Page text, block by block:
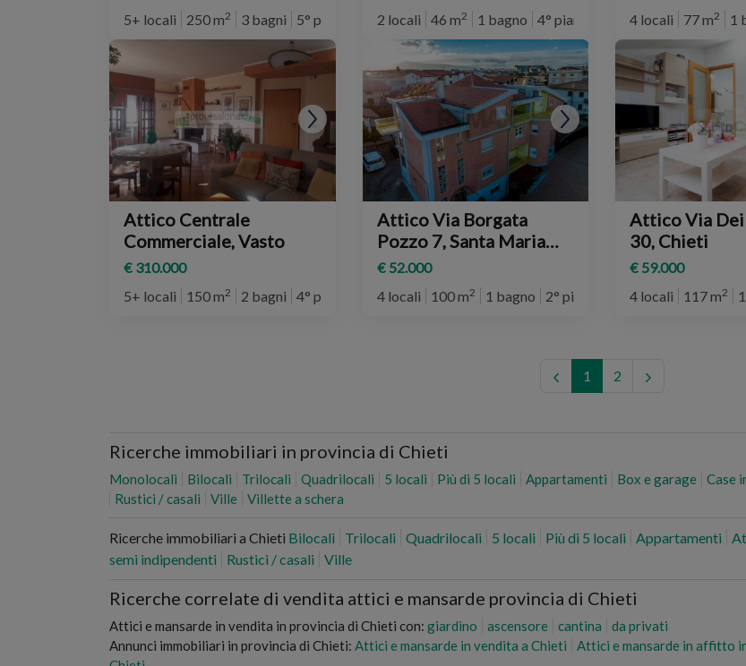
5+ locali
250 m2 3 bagni 5° piano
2 locali
46 m2 1 bagno 4° piano
4 locali
77 m2 1
Attico Centrale
Commerciale, Vasto
€ 310.000
5+ locali
150 m2 2 bagni 4° piano
Attico Via Borgata
Pozzo 7, Santa Maria
Imbaro
€ 52.000
4 locali
100 m2 1 bagno 2° piano
Attico Via
30, Chieti
€ 59.000
4 locali
117 m2
1 2
Ricerche immobiliari in provincia di Chieti
Monolocali Bilocali Trilocali Quadrilocali 5 locali Più di 5 locali Appartamenti Box e garage Case
Rustici / casali
Ville Villette a schera
Ricerche immobiliari a Chieti Bilocali Trilocali Quadrilocali 5 locali Più di 5 locali Appartamenti
semi indipendenti
Rustici / casali Ville
Ricerche correlate di vendita attici e mansarde provincia di Chieti
Attici e mansarde in vendita in provincia di Chieti con: giardino ascensore cantina
da privati
Annunci immobiliari in provincia di Chieti: Attici e mansarde in vendita a Chieti Attici e mansarde in affitto